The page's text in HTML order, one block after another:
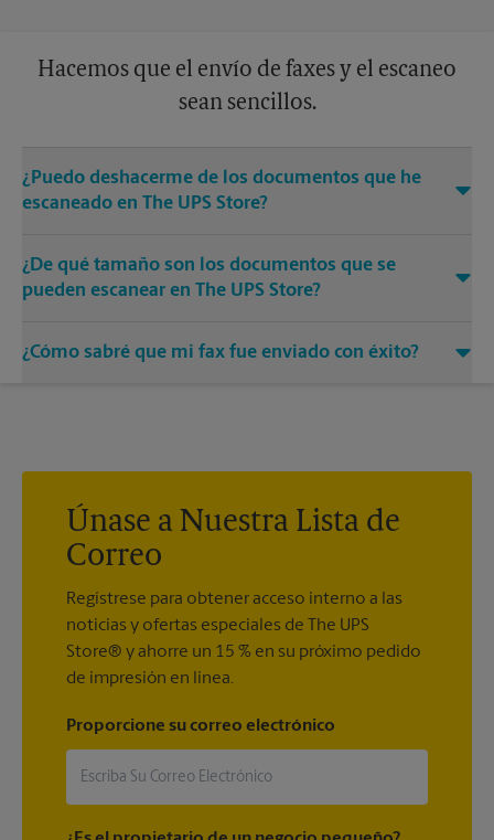
Hacemos que el envío de faxes y el escaneo
sean sencillos.
¿Puedo deshacerme de los documentos que he
escaneado en The UPS Store?
documento o medio que necesite destruir.
¿De qué tamaño son los documentos que se
pueden escanear en The UPS Store?
llámenos al (651) 222-2019 y hable con los asociados para
¿Cómo sabré que mi fax fue enviado con éxito?
Únase a Nuestra Lista de
Correo
Regístrese para obtener acceso interno a las
noticias y ofertas especiales de The UPS
Store® y ahorre un 15 % en su próximo pedido
de impresión en línea.
Proporcione su correo electrónico